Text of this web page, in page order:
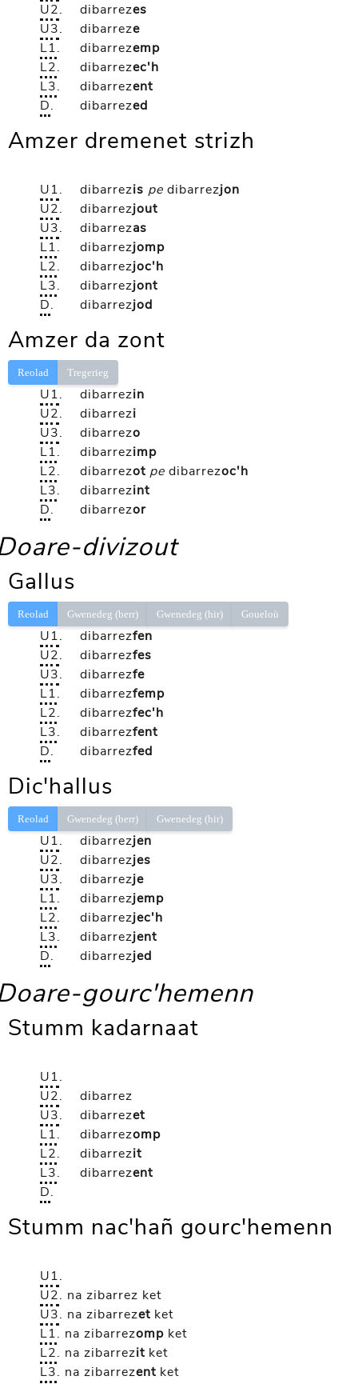
U2. dibarrezes
U3. dibarreze
L1. dibarrezemp
L2. dibarrezec'h
L3. dibarrezent
D. dibarrezed
Amzer dremenet strizh
U1. dibarrezis pe dibarrezjon
U2. dibarrezjout
U3. dibarrezas
L1. dibarrezjomp
L2. dibarrezjoc'h
L3. dibarrezjont
D. dibarrezjod
Amzer da zont
Reolad Tregerieg
U1. dibarrezin
U2. dibarrezi
U3. dibarrezo
L1. dibarrezimp
L2. dibarrezot pe dibarrezoc'h
L3. dibarrezint
D. dibarrezor
divizout
Gallus
Reolad Gwenedeg (berr) Gwenedeg (hir) Goueloù
U1. dibarrezfen
U2. dibarrezfes
U3. dibarrezfe
L1. dibarrezfemp
L2. dibarrezfec'h
L3. dibarrezfent
D. dibarrezfed
Dic'hallus
Reolad Gwenedeg (berr) Gwenedeg (hir)
U1. dibarrezjen
U2. dibarrezjes
U3. dibarrezje
L1. dibarrezjemp
L2. dibarrezjec'h
L3. dibarrezjent
D. dibarrezjed
gourc'hemenn
Stumm kadarnaat
U1.
U2.
dibarrez
U3. dibarrezet
L1. dibarrezomp
L2. dibarrezit
L3. dibarrezent
D.
Stumm nac'hañ gourc'hemenn
U1.
U2. na zibarrez ket
U3. na zibarrezet ket
L1. na zibarrezomp ket
L2. na zibarrezit ket
L3. na zibarrezent ket